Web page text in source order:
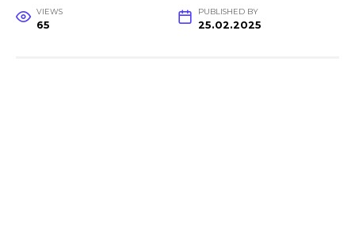
VIEWS
65
PUBLISHED BY
25.02.2025